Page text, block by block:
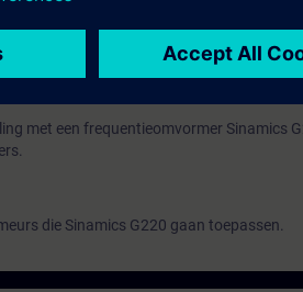
met een frequentieomvormer Sinamics
die Sinamics G220 gaan toepassen.